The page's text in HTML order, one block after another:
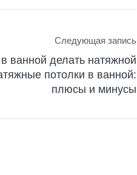
Следующая запись
ванной делать натяжной
потолки в ванной:
плюсы и минусы